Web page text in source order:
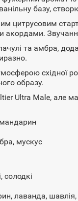
базу,
цитрусовим
та амбра,
східної
образу.
Ultra Male, але
мускус
солодкі
лаванда, шавлія,